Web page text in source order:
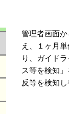
管理者画面
え、１ヶ月
り、ガイド
ス等を検知
反等を検知し